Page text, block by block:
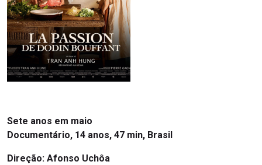
Sete anos em maio
Documentário, 14 anos, 47 min, Brasil
Direção: Afonso Uchôa